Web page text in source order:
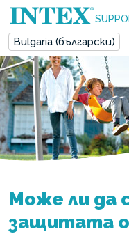
Bulgaria (български)
Може ли да
защитата